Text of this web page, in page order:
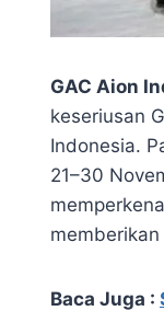
GAC Aion
keseriusan
Indonesia.
21–30
Baca Juga :